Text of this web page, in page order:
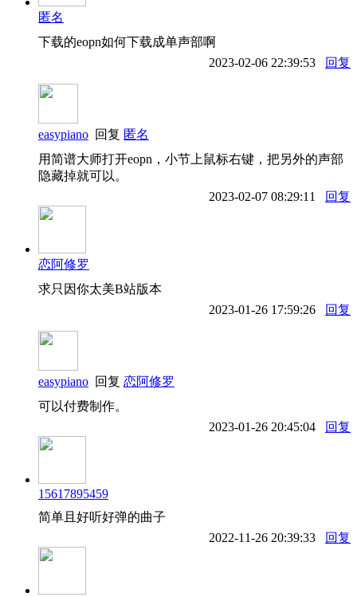
匿名
下载的eopn如何下载成单声部啊
2023-02-06 22:39:53
回复
easypiano 回复 匿名
用简谱大师打开eopn，小节上鼠标右键，把另外的声部
隐藏掉就可以。
2023-02-07 08:29:11
回复
恋阿修罗
求只因你太美B站版本
2023-01-26 17:59:26
回复
easypiano 回复 恋阿修罗
可以付费制作。
2023-01-26 20:45:04
回复
15617895459
简单且好听好弹的曲子
2022-11-26 20:39:33
回复